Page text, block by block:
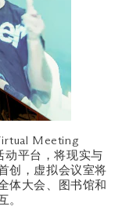
Meeting
动平台，将现实与
创，虚拟会议室将
体大会、图书馆和
。